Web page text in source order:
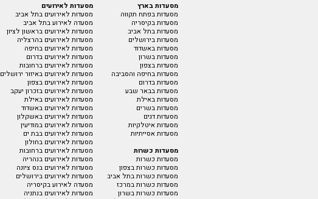
מסעדות בארץ
מסעדות בפתח תקווה
מסעדות בקיסריה
מסעדות בתל אביב
מסעדות בירושלים
מסעדות באשדוד
מסעדות בשרון
מסעדות בצפון
מסעדות בחיפה והסביבה
מסעדות בדרום
מסעדות בבאר שבע
מסעדות באילת
מסעדות בשרים
מסעדות דגים
מסעדות איטלקיות
מסעדות אסייתיות
מסעדות כשרות
מסעדות כשרות
מסעדות כשרות בצפון
מסעדות כשרות בתל אביב
מסעדות כשרות במרכז
מסעדות כשרות בשרון
מסעדות לאירועים
מסעדות לאירועים בתל אביב
מסעדה לאירוע בתל אביב
מסעדות לאירועים בראשון לציון
מסעדות לאירועים בהרצליה
מסעדות לאירועים בחיפה
מסעדות לאירועים בדרום
מסעדות לאירועים ברחובות
מסעדות לאירועים באיזור ירושלים
מסעדות לאירועים בצפון
מסעדות לאירועים בזכרון יעקב
מסעדות לאירועים באילת
מסעדות לאירועים באשדוד
מסעדות לאירועים באשקלון
מסעדות לאירועים במודיעין
מסעדות לאירועים בבת ים
מסעדות לאירועים בחולון
מסעדות לאירועים ברחובות
מסעדות לאירועים בנהריה
מסעדות לאירועים בנס ציונה
מסעדות לאירועים בירושלים
מסעדה לאירוע בקיסריה
מסעדות לאירועים בנתניה